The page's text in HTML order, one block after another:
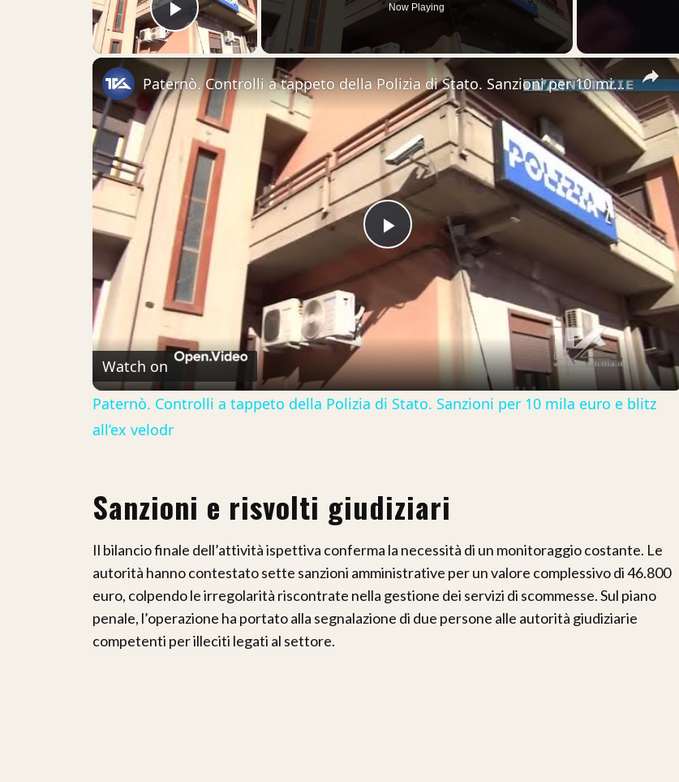
Play Video
Now Playing
×
Play
Video
Paternò. Controlli a tappeto della Polizia di Stato. Sanzioni per 10 mila euro e blitz all’ex velodr
Watch on
Paternò. Controlli a tappeto della Polizia di Stato. Sanzioni per 10 mila euro e blitz
all’ex velodr
Sanzioni e risvolti giudiziari
Il bilancio finale dell’attività ispettiva conferma la necessità di un monitoraggio costante. Le
autorità hanno contestato sette sanzioni amministrative per un valore complessivo di 46.800
euro, colpendo le irregolarità riscontrate nella gestione dei servizi di scommesse. Sul piano
penale, l’operazione ha portato alla segnalazione di due persone alle autorità giudiziarie
competenti per illeciti legati al settore.